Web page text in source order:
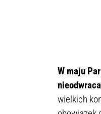
W maju
wielkich